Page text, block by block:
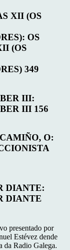
XII (OS
OS
(OS
349
III:
III 156
O:
DIANTE:
DIANTE
presentado por
Estévez dende
da Radio Galega.